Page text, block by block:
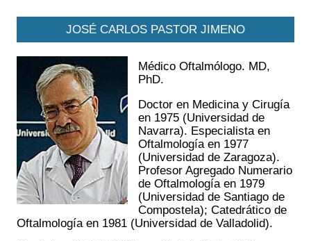
JOSÉ CARLOS PASTOR JIMENO
Médico Oftalmólogo. MD,
PhD.
Doctor en Medicina y Cirugía
en 1975 (Universidad de
Navarra). Especialista en
Oftalmología en 1977
(Universidad de Zaragoza).
Profesor Agregado Numerario
de Oftalmología en 1979
(Universidad de Santiago de
Compostela); Catedrático de
Oftalmología en 1981 (Universidad de Valladolid).